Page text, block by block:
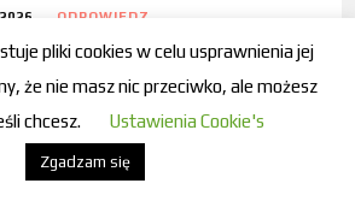
ODPOWIEDZ
2 com R$100, saí com R$120.
20 MAJA, 2026 ODPOWIEDZ
pliki cookies w celu usprawnienia jej
że nie masz nic przeciwko, ale możesz
chcesz.
Ustawienia Cookie's
Zgadzam się